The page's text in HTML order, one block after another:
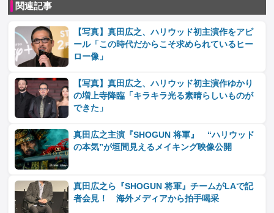
関連記事
【写真】真田広之、ハリウッド初主演作をアピ
ール「この時代だからこそ求められているヒー
ロー像」
【写真】真田広之、ハリウッド初主演作ゆかり
の増上寺降臨「キラキラ光る素晴らしいものが
できた」
真田広之主演『SHOGUN 将軍』 “ハリウッド
の本気”が垣間見えるメイキング映像公開
真田広之ら『SHOGUN 将軍』チームがLAで記
者会見！ 海外メディアから拍手喝采